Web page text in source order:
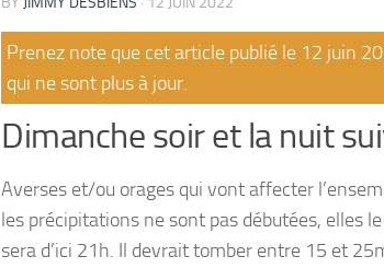
Prenez note que cet article publié le 12 juin
qui ne sont plus à jour.
Dimanche soir et la nuit
Averses et/ou orages qui vont affecter
les précipitations ne sont pas débutées, elles
sera d’ici 21h. Il devrait tomber entre 15 et